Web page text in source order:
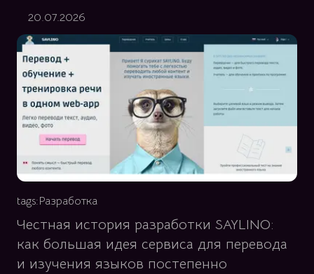
20.07.2026
tags:Разработка
Честная история разработки SAYLINO:
как большая идея сервиса для перевода
и изучения языков постепенно